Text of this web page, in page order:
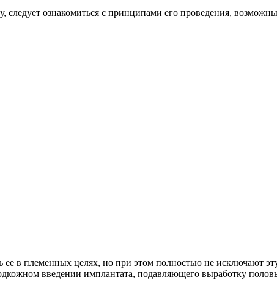
ознакомиться с принципами его проведения,
в племенных целях, но при этом полностью не исключают
введении имплантата, подавляющего выработку